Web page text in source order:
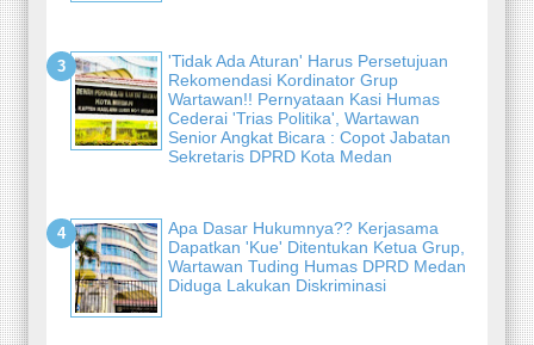
'Tidak Ada Aturan' Harus Persetujuan
Rekomendasi Kordinator Grup
Wartawan!! Pernyataan Kasi Humas
Cederai 'Trias Politika', Wartawan
Senior Angkat Bicara : Copot Jabatan
Sekretaris DPRD Kota Medan
Apa Dasar Hukumnya?? Kerjasama
Dapatkan 'Kue' Ditentukan Ketua Grup,
Wartawan Tuding Humas DPRD Medan
Diduga Lakukan Diskriminasi